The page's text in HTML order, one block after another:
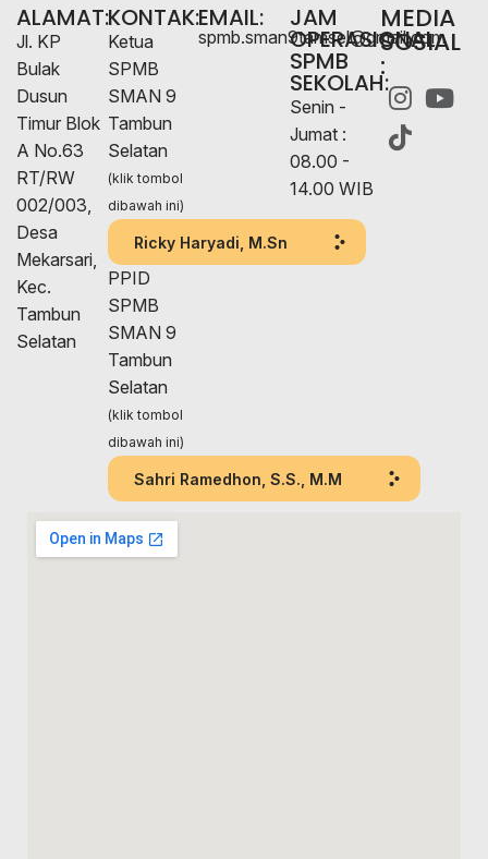
ALAMAT:
Jl. KP
Bulak
Dusun
Timur Blok
A No.63
RT/RW
002/003,
Desa
Mekarsari,
Kec.
Tambun
Selatan
KONTAK:
Ketua
SPMB
SMAN 9
Tambun
Selatan
(klik tombol
dibawah ini)
Ricky Haryadi, M.Sn
PPID
SPMB
SMAN 9
Tambun
Selatan
(klik tombol
dibawah ini)
Sahri Ramedhon, S.S., M.M
EMAIL:
spmb.sman9tamsel@gmail.com
JAM
OPERASIONAL
SPMB
SEKOLAH:
Senin -
Jumat :
08.00 -
14.00 WIB
MEDIA
SOSIAL
: